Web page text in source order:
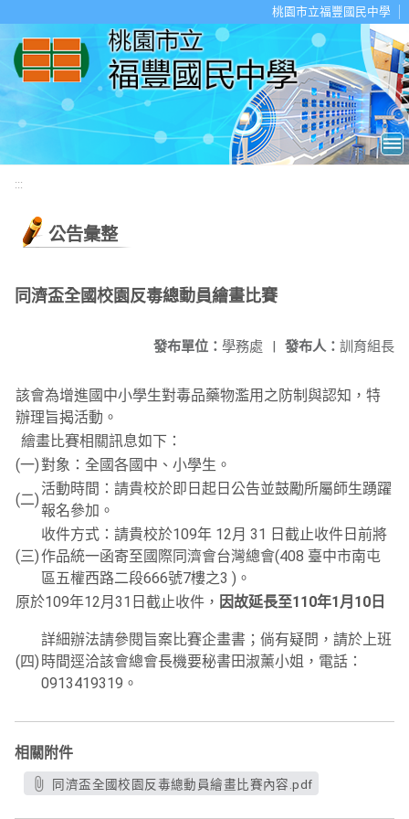
桃園市立福豐國民中學
:::
公告彙整
同濟盃全國校園反毒總動員繪畫比賽
發布人： 訓育組長
發布單位： 學務處 |
該會為增進國中小學生對毒品藥物濫用之防制與認知，特
辦理旨揭活動。
繪畫比賽相關訊息如下：
(一)對象：全國各國中、小學生。
(二)
活動時間：請貴校於即日起日公告並鼓勵所屬師生踴躍
報名參加。
(三)
收件方式：請貴校於109年 12月 31 日截止收件日前將
作品統一函寄至國際同濟會台灣總會(408 臺中市南屯
區五權西路二段666號7樓之3 )。
原於109年12月31日截止收件， 因故延長至110年1月10日
(四)
詳細辦法請參閱旨案比賽企畫書；倘有疑問，請於上班
時間逕洽該會總會長機要秘書田淑薰小姐，電話：
0913419319。
相關附件
同濟盃全國校園反毒總動員繪畫比賽內容.pdf